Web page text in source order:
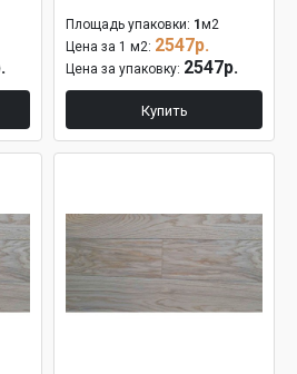
Площадь упаковки: 1 м2
Цена за 1 м2: 2547р.
Цена за упаковку: 2547р.
Купить